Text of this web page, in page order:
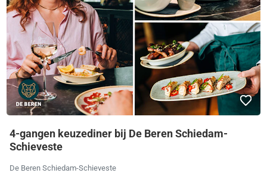
4-gangen keuzediner bij De Beren Schiedam-
Schieveste
De Beren Schiedam-Schieveste